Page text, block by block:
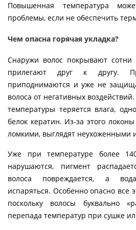
Повышенная температура
проблемы, если не обеспечить
Чем опасна горячая укладка?
Снаружи волос покрывают сотни
прилегают друг к другу.
приподнимаются и уже не
волоса от негативных
температуры теряется влага,
белок кератин. Из-за этого
ломкими, выглядят неухоженными
Уже при температуре более
нарушаются, пигмент
волоса повреждается, а
испаряться. Особенно опасно все
поскольку волосы буквально
перепада температур при сушке